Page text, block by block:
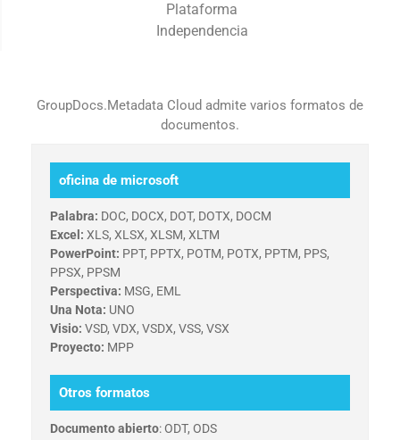
Plataforma
Independencia
GroupDocs.Metadata Cloud admite varios formatos de
documentos.
oficina de microsoft
Palabra: DOC, DOCX, DOT, DOTX, DOCM
Excel: XLS, XLSX, XLSM, XLTM
PowerPoint: PPT, PPTX, POTM, POTX, PPTM, PPS,
PPSX, PPSM
Perspectiva: MSG, EML
Una Nota: UNO
Visio: VSD, VDX, VSDX, VSS, VSX
Proyecto: MPP
Otros formatos
Documento abierto: ODT, ODS